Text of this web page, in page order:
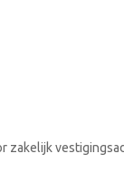
zakelijk